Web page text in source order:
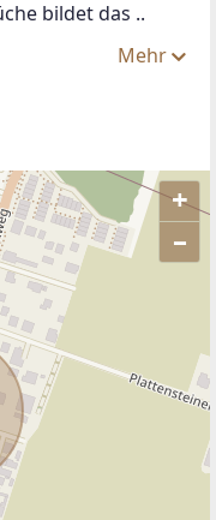
bildet das ..
Mehr
+
–